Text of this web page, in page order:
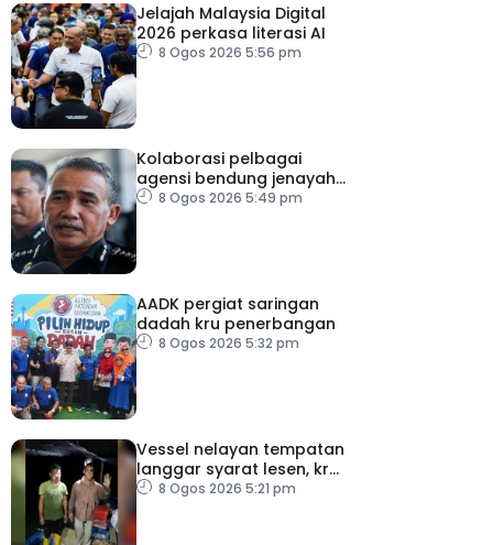
Jelajah Malaysia Digital
2026 perkasa literasi AI
8 Ogos 2026 5:56 pm
Kolaborasi pelbagai
agensi bendung jenayah
rentas sempadan
8 Ogos 2026 5:49 pm
AADK pergiat saringan
dadah kru penerbangan
8 Ogos 2026 5:32 pm
Vessel nelayan tempatan
langgar syarat lesen, kru
warga indonesia ditahan
8 Ogos 2026 5:21 pm